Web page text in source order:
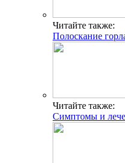
Читайте также:
Полоскание
Читайте также:
Симптомы и